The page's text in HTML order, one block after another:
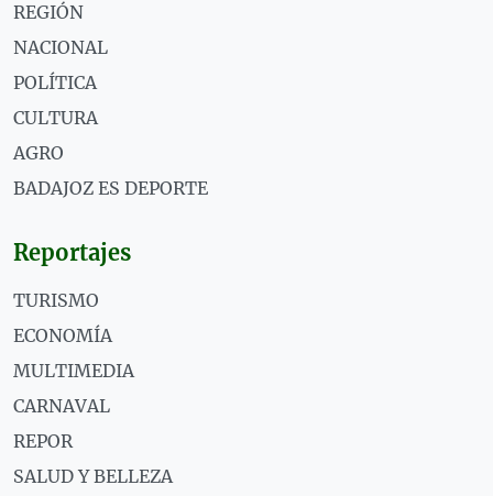
REGIÓN
NACIONAL
POLÍTICA
CULTURA
AGRO
BADAJOZ ES DEPORTE
Reportajes
TURISMO
ECONOMÍA
MULTIMEDIA
CARNAVAL
REPOR
SALUD Y BELLEZA